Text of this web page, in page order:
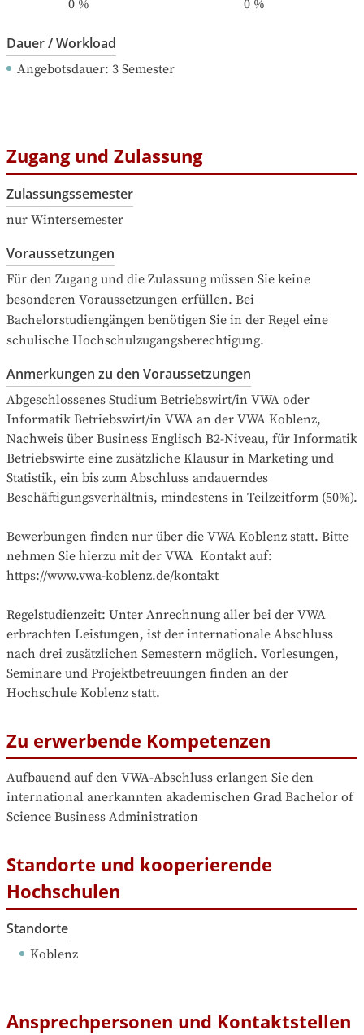
0% 0%
Dauer / Workload
Angebotsdauer: 3 Semester
Zugang und Zulassung
Zulassungssemester
nur Wintersemester
Voraussetzungen
Für den Zugang und die Zulassung müssen Sie keine
besonderen Voraussetzungen erfüllen. Bei
Bachelorstudiengängen benötigen Sie in der Regel eine
schulische Hochschulzugangsberechtigung.
Anmerkungen zu den Voraussetzungen
Abgeschlossenes Studium Betriebswirt/in VWA oder
Informatik Betriebswirt/in VWA an der VWA Koblenz,
Nachweis über Business Englisch B2-Niveau, für Informatik
Betriebswirte eine zusätzliche Klausur in Marketing und
Statistik, ein bis zum Abschluss andauerndes
Beschäftigungsverhältnis, mindestens in Teilzeitform (50%).
Bewerbungen finden nur über die VWA Koblenz statt. Bitte
nehmen Sie hierzu mit der VWA  Kontakt auf:
https://www.vwa-koblenz.de/kontakt
Regelstudienzeit: Unter Anrechnung aller bei der VWA
erbrachten Leistungen, ist der internationale Abschluss
nach drei zusätzlichen Semestern möglich. Vorlesungen,
Seminare und Projektbetreuungen finden an der
Hochschule Koblenz statt.
Zu erwerbende Kompetenzen
Aufbauend auf den VWA-Abschluss erlangen Sie den
international anerkannten akademischen Grad Bachelor of
Science Business Administration
Standorte und kooperierende
Hochschulen
Standorte
Koblenz
Ansprechpersonen und Kontaktstellen